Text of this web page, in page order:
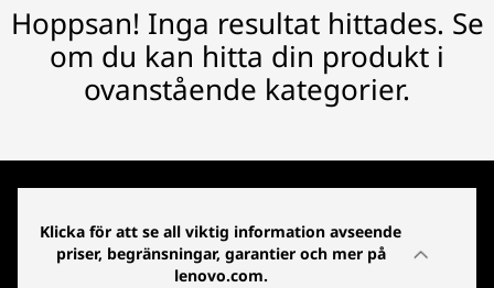
Hoppsan! Inga resultat hittades. Se
om du kan hitta din produkt i
ovanstående kategorier.
Klicka för att se all viktig information avseende
priser, begränsningar, garantier och mer på
lenovo.com.